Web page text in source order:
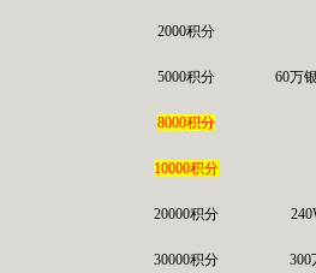
2000积分
5000积分 60万
8000积分
10000积分
20000积分
30000积分